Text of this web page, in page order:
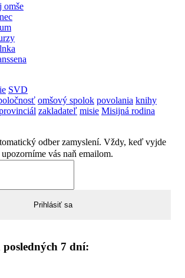
omše
SVD
omšový spolok povolania knihy
zakladateľ misie Misijná rodina
odber zamyslení. Vždy, keď vyjde
vás naň emailom.
posledných 7 dní: